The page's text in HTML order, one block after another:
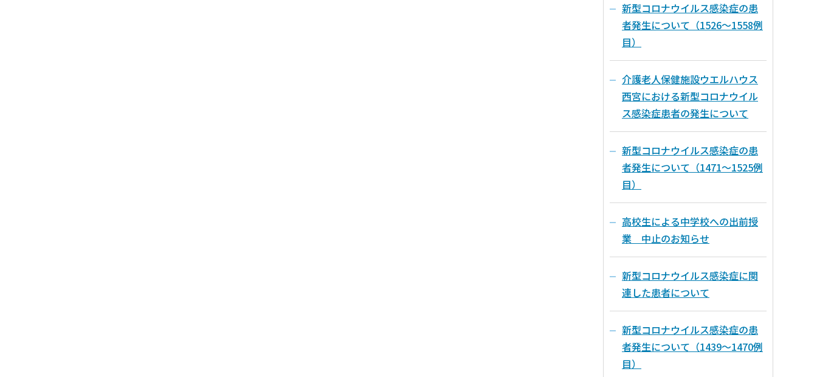
新型コロナウイルス感染症の患
者発生について（1526～1558例
目）
介護老人保健施設ウエルハウス
西宮における新型コロナウイル
ス感染症患者の発生について
新型コロナウイルス感染症の患
者発生について（1471～1525例
目）
高校生による中学校への出前授
業 中止のお知らせ
新型コロナウイルス感染症に関
連した患者について
新型コロナウイルス感染症の患
者発生について（1439～1470例
目）